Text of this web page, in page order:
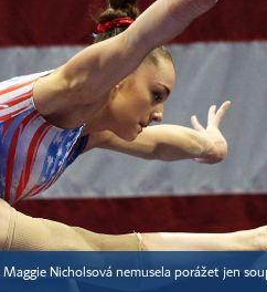
Nicholsová nemusela porážet jen